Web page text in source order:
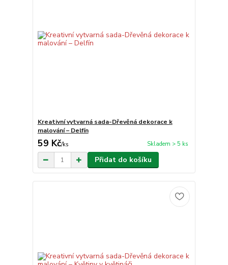
Kreativní vytvarná sada-Dřevěná dekorace k
malování – Delfín
59 Kč/ks Skladem > 5 ks
Přidat do košíku